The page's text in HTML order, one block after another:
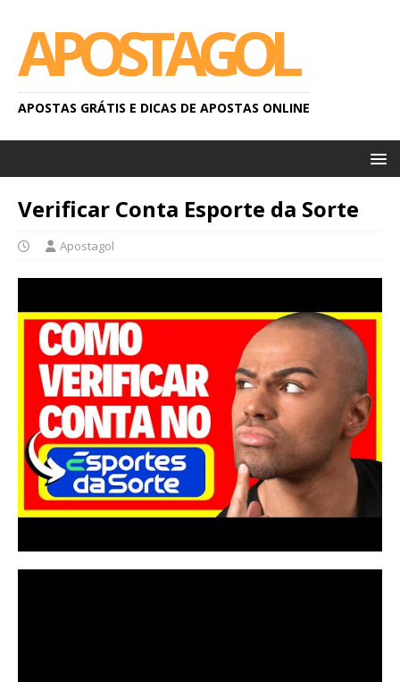
APOSTAGOL
APOSTAS GRÁTIS E DICAS DE APOSTAS ONLINE
Verificar Conta Esporte da Sorte
Apostagol